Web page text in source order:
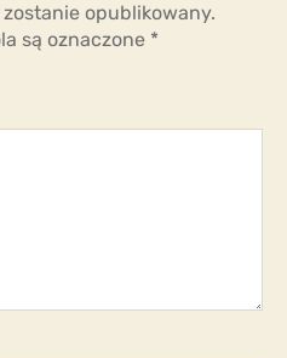
opublikowany.
są oznaczone *